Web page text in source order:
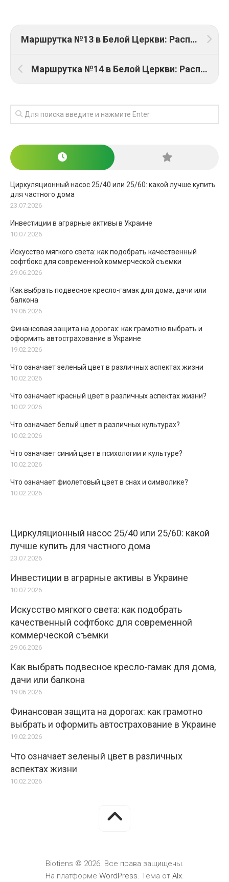
Маршрутка №13 в Белой Церкви: Расписание, схема, стоимость
Маршрутка №14 в Белой Церкви: Расписание, схема, стоимость
Циркуляционный насос 25/40 или 25/60: какой лучше купить
для частного дома
23.07.2026
Инвестиции в аграрные активы в Украине
10.07.2026
Искусство мягкого света: как подобрать качественный
софтбокс для современной коммерческой съемки
29.06.2026
Как выбрать подвесное кресло-гамак для дома, дачи или
балкона
19.06.2026
Финансовая защита на дорогах: как грамотно выбрать и
оформить автострахование в Украине
19.02.2026
Что означает зеленый цвет в различных аспектах жизни
10.02.2026
Что означает красный цвет в различных аспектах жизни?
10.02.2026
Что означает белый цвет в различных культурах?
10.02.2026
Что означает синий цвет в психологии и культуре?
10.02.2026
Что означает фиолетовый цвет в снах и символике?
10.02.2026
Циркуляционный насос 25/40 или 25/60: какой
лучше купить для частного дома
23.07.2026
Инвестиции в аграрные активы в Украине
10.07.2026
Искусство мягкого света: как подобрать
качественный софтбокс для современной
коммерческой съемки
29.06.2026
Как выбрать подвесное кресло-гамак для дома,
дачи или балкона
19.06.2026
Финансовая защита на дорогах: как грамотно
выбрать и оформить автострахование в Украине
19.02.2026
Что означает зеленый цвет в различных
аспектах жизни
10.02.2026
Biotiens © 2026. Все права защищены.
На платформе WordPress. Тема от Alx.